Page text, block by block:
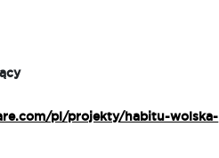
pl/projekty/habitu-wolska-